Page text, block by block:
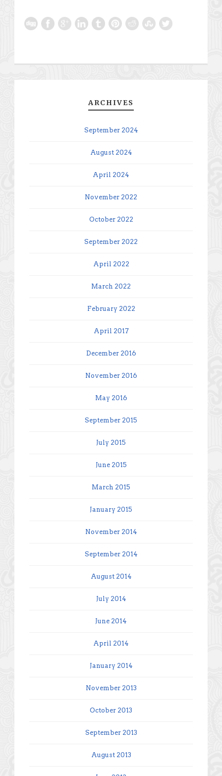
ARCHIVES
September 2024
August 2024
April 2024
November 2022
October 2022
September 2022
April 2022
March 2022
February 2022
April 2017
December 2016
November 2016
May 2016
September 2015
July 2015
June 2015
March 2015
January 2015
November 2014
September 2014
August 2014
July 2014
June 2014
April 2014
January 2014
November 2013
October 2013
September 2013
August 2013